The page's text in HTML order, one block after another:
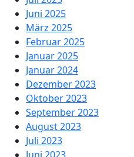
Juni 2025
März 2025
Februar 2025
Januar 2025
Januar 2024
Dezember 2023
Oktober 2023
September 2023
August 2023
Juli 2023